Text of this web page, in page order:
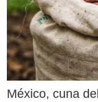
México, cuna